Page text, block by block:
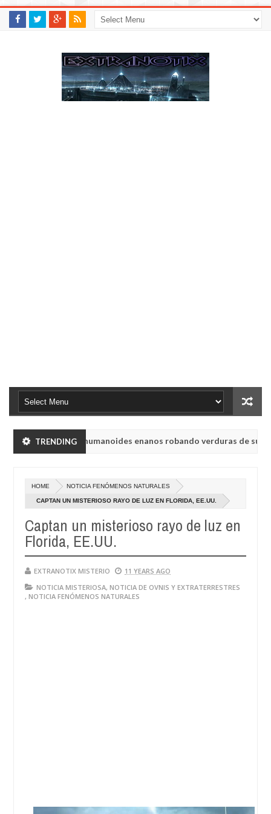
TRENDING
vieron a humanoides enanos robando verduras de sus
vieron a humanoides enanos robando verduras de sus
de radio rusa UVB-76, conocida como la radio del fin del mundo
HOME NOTICIA FENÓMENOS NATURALES
CAPTAN UN MISTERIOSO RAYO DE LUZ EN FLORIDA, EE.UU.
Captan un misterioso rayo de luz en
Florida, EE.UU.
EXTRANOTIX MISTERIO
11 YEARS AGO
NOTICIA MISTERIOSA, NOTICIA DE OVNIS Y EXTRATERRESTRES
, NOTICIA FENÓMENOS NATURALES